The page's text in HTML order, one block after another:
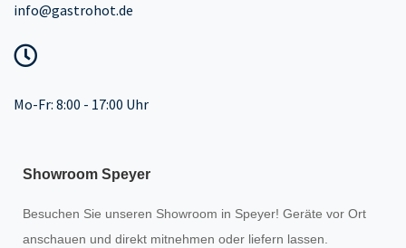
info@gastrohot.de
Mo-Fr: 8:00 - 17:00 Uhr
Showroom Speyer
Besuchen Sie unseren Showroom in Speyer! Geräte vor Ort
anschauen und direkt mitnehmen oder liefern lassen.